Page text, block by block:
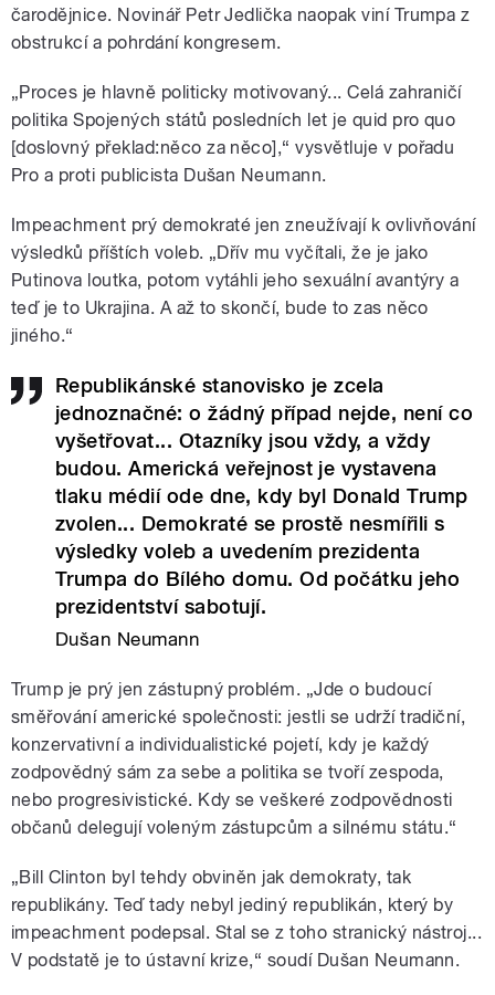
čarodějnice. Novinář Petr Jedlička naopak viní Trumpa z
obstrukcí a pohrdání kongresem.
„Proces je hlavně politicky motivovaný... Celá zahraničí
politika Spojených států posledních let je quid pro quo
[doslovný překlad:něco za něco],“ vysvětluje v pořadu
Pro a proti publicista Dušan Neumann.
Impeachment prý demokraté jen zneužívají k ovlivňování
výsledků příštích voleb. „Dřív mu vyčítali, že je jako
Putinova loutka, potom vytáhli jeho sexuální avantýry a
teď je to Ukrajina. A až to skončí, bude to zas něco
jiného.“
Republikánské stanovisko je zcela
jednoznačné: o žádný případ nejde, není co
vyšetřovat... Otazníky jsou vždy, a vždy
budou. Americká veřejnost je vystavena
tlaku médií ode dne, kdy byl Donald Trump
zvolen... Demokraté se prostě nesmířili s
výsledky voleb a uvedením prezidenta
Trumpa do Bílého domu. Od počátku jeho
prezidentství sabotují.
Dušan Neumann
Trump je prý jen zástupný problém. „Jde o budoucí
směřování americké společnosti: jestli se udrží tradiční,
konzervativní a individualistické pojetí, kdy je každý
zodpovědný sám za sebe a politika se tvoří zespoda,
nebo progresivistické. Kdy se veškeré zodpovědnosti
občanů delegují voleným zástupcům a silnému státu.“
„Bill Clinton byl tehdy obviněn jak demokraty, tak
republikány. Teď tady nebyl jediný republikán, který by
impeachment podepsal. Stal se z toho stranický nástroj...
V podstatě je to ústavní krize,“ soudí Dušan Neumann.